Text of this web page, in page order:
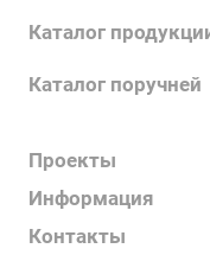
Каталог
Каталог поручней
Проекты
Информация
Контакты